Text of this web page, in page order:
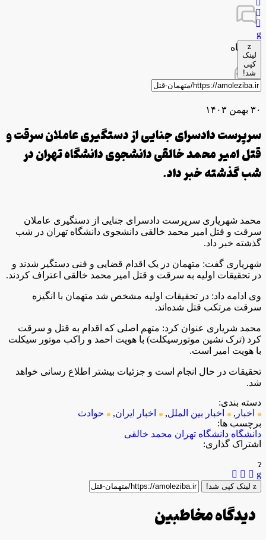
لینک
کپی
شد!
۳۰ بهمن ۱۴۰۳
سرپرست دادسرای جنایی از دستگیری عاملان سرقت و
قتل امیر محمد خالقی دانشجوی دانشگاه تهران در
شب گذشته خبر داد.
محمد شهریاری سرپرست دادسرای جنایی از دستگیری عاملان
سرقت و قتل امیر محمد خالقی دانشجوی دانشگاه تهران در شب
گذشته خبر داد.
شهریاری گفت: متهمان در یک اقدام قضایی و فنی دستگیر شدند و
در تحقیقات اولیه به سرقت و قتل امیر محمد خالقی اعتراف کردند.
وی ادامه داد: در تحقیقات اولیه مشخص شد متهمان با انگیزه
سرقت مرتکب قتل شده‌اند.
محمد شریاری عنوان کرد: متهم اصلی که اقدام به قتل و سرقت
کرد (ترک نشین موتورسیکلت) با هویت احمد و راکب موتور سیکلت
با هویت امیر است.
تحقیقات در حال انجام است و جزئیات بیشتر اطلاع رسانی خواهد
شد.
دسته بندی:
اخبار , اخبار بین الملل, اخبار ایران,
حوادث
برچسب ها:
دانشگاه دانشگاه تهران محمد خالقی
اشتراک گذاری:
لینک کپی شد!
دیدگاه مخاطبین